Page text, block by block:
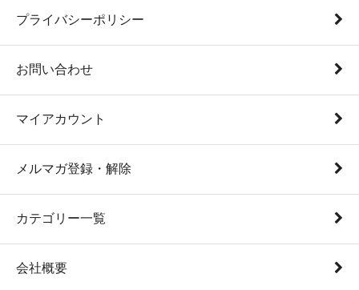
プライバシーポリシー
お問い合わせ
マイアカウント
メルマガ登録・解除
カテゴリー一覧
会社概要